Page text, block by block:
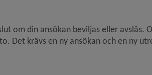
om din ansökan beviljas eller avslås.
Det krävs en ny ansökan och en ny